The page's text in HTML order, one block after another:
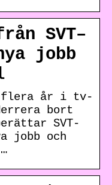
SVT–
jobb
flera år i tv-
bort
SVT-
jobb och